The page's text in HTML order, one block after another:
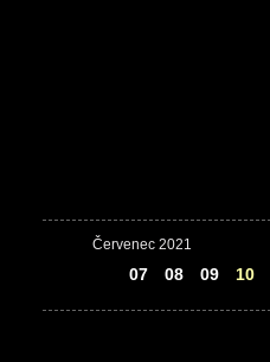
Červenec 2021
07 08 09 10